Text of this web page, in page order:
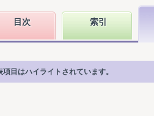
目次 索引
目はハイライトされています。